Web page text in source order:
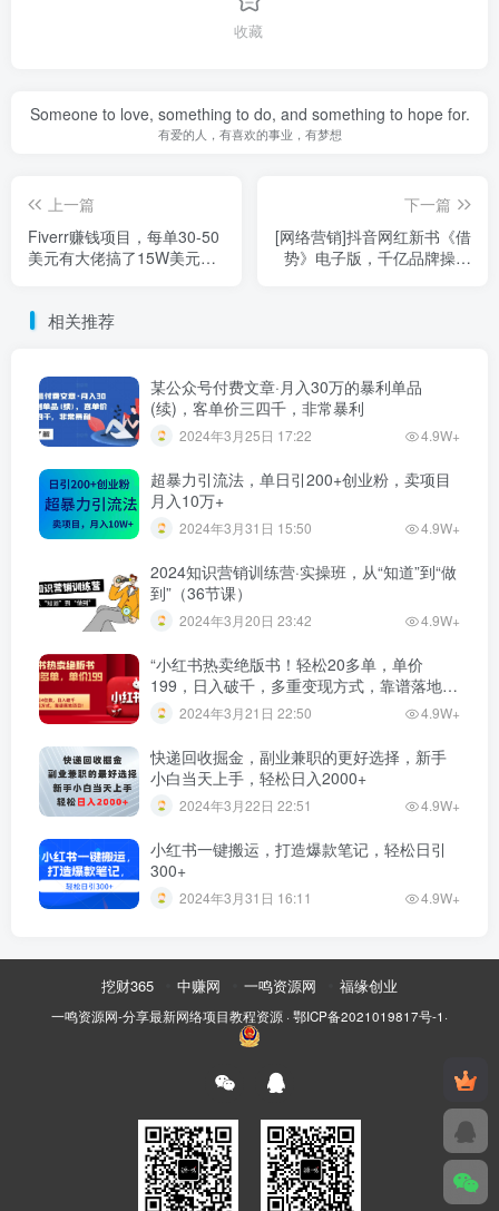
收藏
Someone to love, something to do, and something to hope for.
有爱的人，有喜欢的事业，有梦想
上一篇
Fiverr赚钱项目，每单30-50
美元有大佬搞了15W美元（2
下一篇
[网络营销]抖音网红新书《借
势》电子版，千亿品牌操盘
相关推荐
某公众号付费文章·月入30万的暴利单品
(续)，客单价三四千，非常暴利
2024年3月25日 17:22 4.9W+
超暴力引流法，单日引200+创业粉，卖项目
月入10万+
2024年3月31日 15:50 4.9W+
2024知识营销训练营·实操班，从“知道”到“做
到”（36节课）
2024年3月20日 23:42 4.9W+
“小红书热卖绝版书！轻松20多单，单价
199，日入破千，多重变现方式，靠谱落地项
目！”2024年3月21日 22:50 4.9W+
快递回收掘金，副业兼职的更好选择，新手
小白当天上手，轻松日入2000+
2024年3月22日 22:51 4.9W+
小红书一键搬运，打造爆款笔记，轻松日引
300+
2024年3月31日 16:11 4.9W+
挖财365 中赚网 一鸣资源网 福缘创业
一鸣资源网-分享最新网络项目教程资源 · 鄂ICP备2021019817号-1 ·